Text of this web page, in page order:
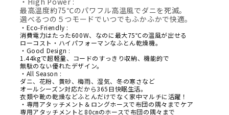
最高温度約75℃のパワフル高温風でダニを死滅。
選べるつの５つモードでいつでもふかふかで快適。
・Eco-Friendly :
消費電力はたった600W、なのに最大75℃の温風が出せる
ローコスト・ハイパフォーマンなふとん乾燥機。
・Good Design :
1.44kgで超軽量、コードのすっきり収納、機能的で
無駄のない優れたデザイン。
・All Season :
ダニ、花粉、黄砂、梅雨、湿気、冬の寒さなど
オールシーズン対応だから365日快眠生活。
衣類や靴の乾燥などふとんだけでなく家中マルチに活躍！
・専用アタッチメント＆ロングホースで布団の隅々までケア
専用アタッチメントと80㎝のホースで布団の隅々まで